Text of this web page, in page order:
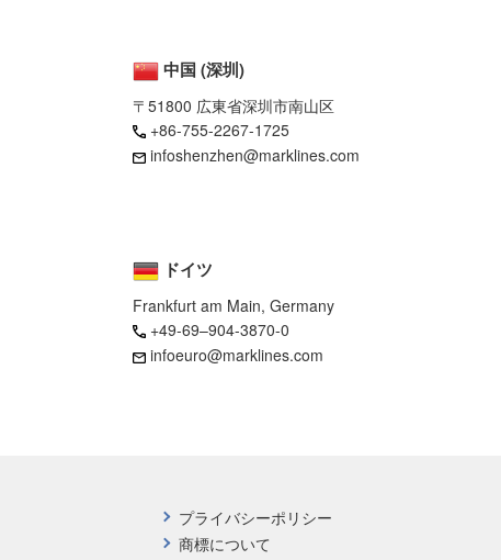
ドイツ
Frankfurt am Main, Germany
+49-69–904-3870-0
infoeuro@marklines.com
中国 (深圳)
〒51800 広東省深圳市南山区
+86-755-2267-1725
infoshenzhen@marklines.com
プライバシーポリシー
商標について